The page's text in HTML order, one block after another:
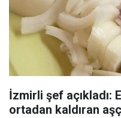
İzmirli şef açıkladı:
ortadan kaldıran